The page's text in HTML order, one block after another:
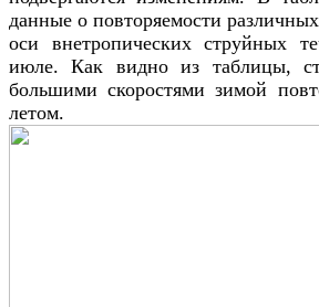
данные о повторяемости
оси внетропических струйных
июле. Как видно из таблицы,
большими скоростями зимой
летом.